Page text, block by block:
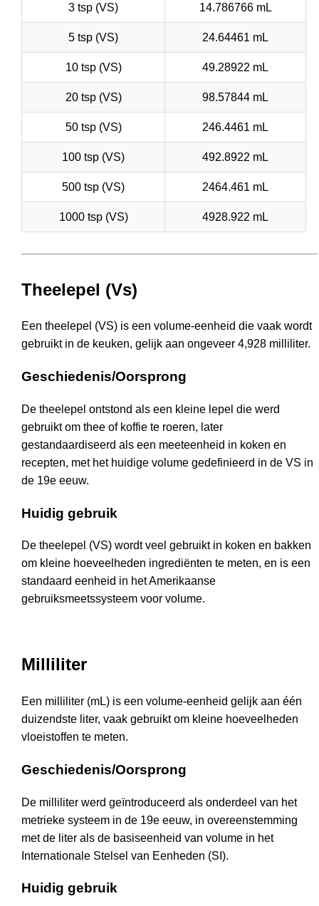
3 tsp (VS) 14.786766 mL
5 tsp (VS) 24.64461 mL
10 tsp (VS) 49.28922 mL
20 tsp (VS) 98.57844 mL
50 tsp (VS) 246.4461 mL
100 tsp (VS) 492.8922 mL
500 tsp (VS) 2464.461 mL
1000 tsp (VS) 4928.922 mL
Theelepel (Vs)
Een theelepel (VS) is een volume-eenheid die vaak wordt
gebruikt in de keuken, gelijk aan ongeveer 4,928 milliliter.
Geschiedenis/Oorsprong
De theelepel ontstond als een kleine lepel die werd
gebruikt om thee of koffie te roeren, later
gestandaardiseerd als een meeteenheid in koken en
recepten, met het huidige volume gedefinieerd in de VS in
de 19e eeuw.
Huidig gebruik
De theelepel (VS) wordt veel gebruikt in koken en bakken
om kleine hoeveelheden ingrediënten te meten, en is een
standaard eenheid in het Amerikaanse
gebruiksmeetssysteem voor volume.
Milliliter
Een milliliter (mL) is een volume-eenheid gelijk aan één
duizendste liter, vaak gebruikt om kleine hoeveelheden
vloeistoffen te meten.
Geschiedenis/Oorsprong
De milliliter werd geïntroduceerd als onderdeel van het
metrieke systeem in de 19e eeuw, in overeenstemming
met de liter als de basiseenheid van volume in het
Internationale Stelsel van Eenheden (SI).
Huidig gebruik